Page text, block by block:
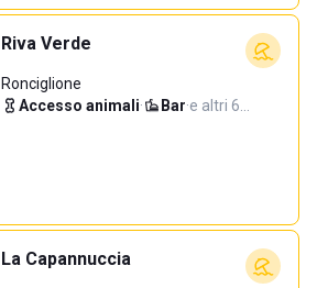
Riva Verde
Ronciglione
Accesso animali· Bar·e altri 6…
La Capannuccia